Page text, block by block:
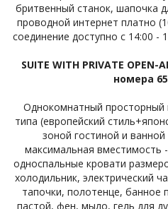
бритвенный станок, шапочка
проводной интернет платно
соединение доступно с 14:00 -
SUITE WITH PRIVATE
номера
Однокомнатный
типа (европейский
зоной гостиной и
максимальная вместимость
односпальные кровати
холодильник, электрический
тапочки, полотенце, банное
пастой, фен, мыло, гель для